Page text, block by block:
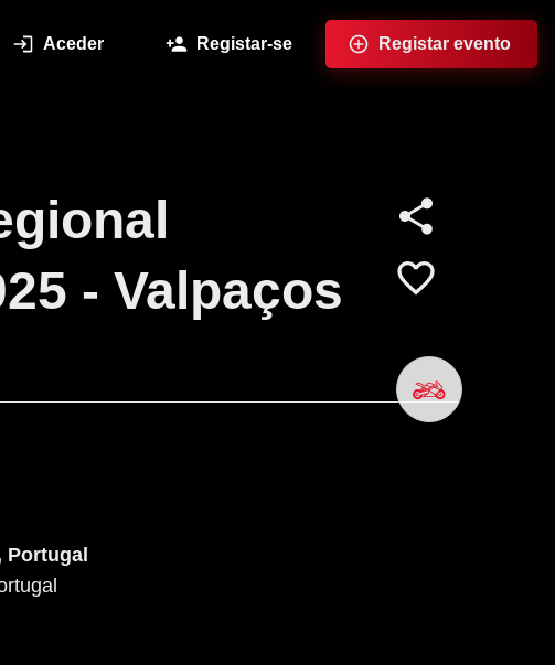
Aceder Registar-se Registar evento
- Valpaços